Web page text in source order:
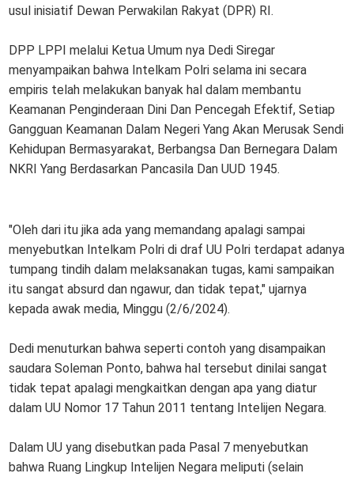
usul inisiatif Dewan Perwakilan Rakyat (DPR) RI.
DPP LPPI melalui Ketua Umum nya Dedi Siregar
menyampaikan bahwa Intelkam Polri selama ini secara
empiris telah melakukan banyak hal dalam membantu
Keamanan Penginderaan Dini Dan Pencegah Efektif, Setiap
Gangguan Keamanan Dalam Negeri Yang Akan Merusak Sendi
Kehidupan Bermasyarakat, Berbangsa Dan Bernegara Dalam
NKRI Yang Berdasarkan Pancasila Dan UUD 1945.
"Oleh dari itu jika ada yang memandang apalagi sampai
menyebutkan Intelkam Polri di draf UU Polri terdapat adanya
tumpang tindih dalam melaksanakan tugas, kami sampaikan
itu sangat absurd dan ngawur, dan tidak tepat," ujarnya
kepada awak media, Minggu (2/6/2024).
Dedi menuturkan bahwa seperti contoh yang disampaikan
saudara Soleman Ponto, bahwa hal tersebut dinilai sangat
tidak tepat apalagi mengkaitkan dengan apa yang diatur
dalam UU Nomor 17 Tahun 2011 tentang Intelijen Negara.
Dalam UU yang disebutkan pada Pasal 7 menyebutkan
bahwa Ruang Lingkup Intelijen Negara meliputi (selain